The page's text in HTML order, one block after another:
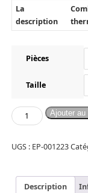
La
description
Pièces
Taille
Ajouter au
UGS : EP-001223
Description